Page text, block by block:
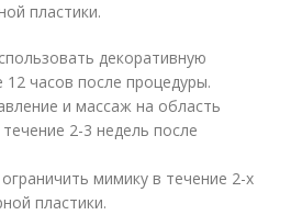
пластики.
декоративную
12 часов после процедуры.
и массаж на область
2-3 недель после
мимику в течение 2-х
пластики.